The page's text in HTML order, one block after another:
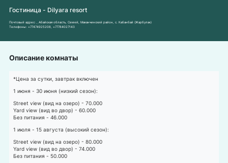
Гостиница - Dilyara resort
Почтовый адрес:
, Абайская область, Семей, Маканчинский район, с. Кабанбай (Жарбулак)
Телефоны: +77474925208 +77784027143
Описание комнаты